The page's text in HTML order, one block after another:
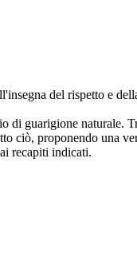
del rispetto e
di guarigione
ciò, proponendo una
recapiti indicati.